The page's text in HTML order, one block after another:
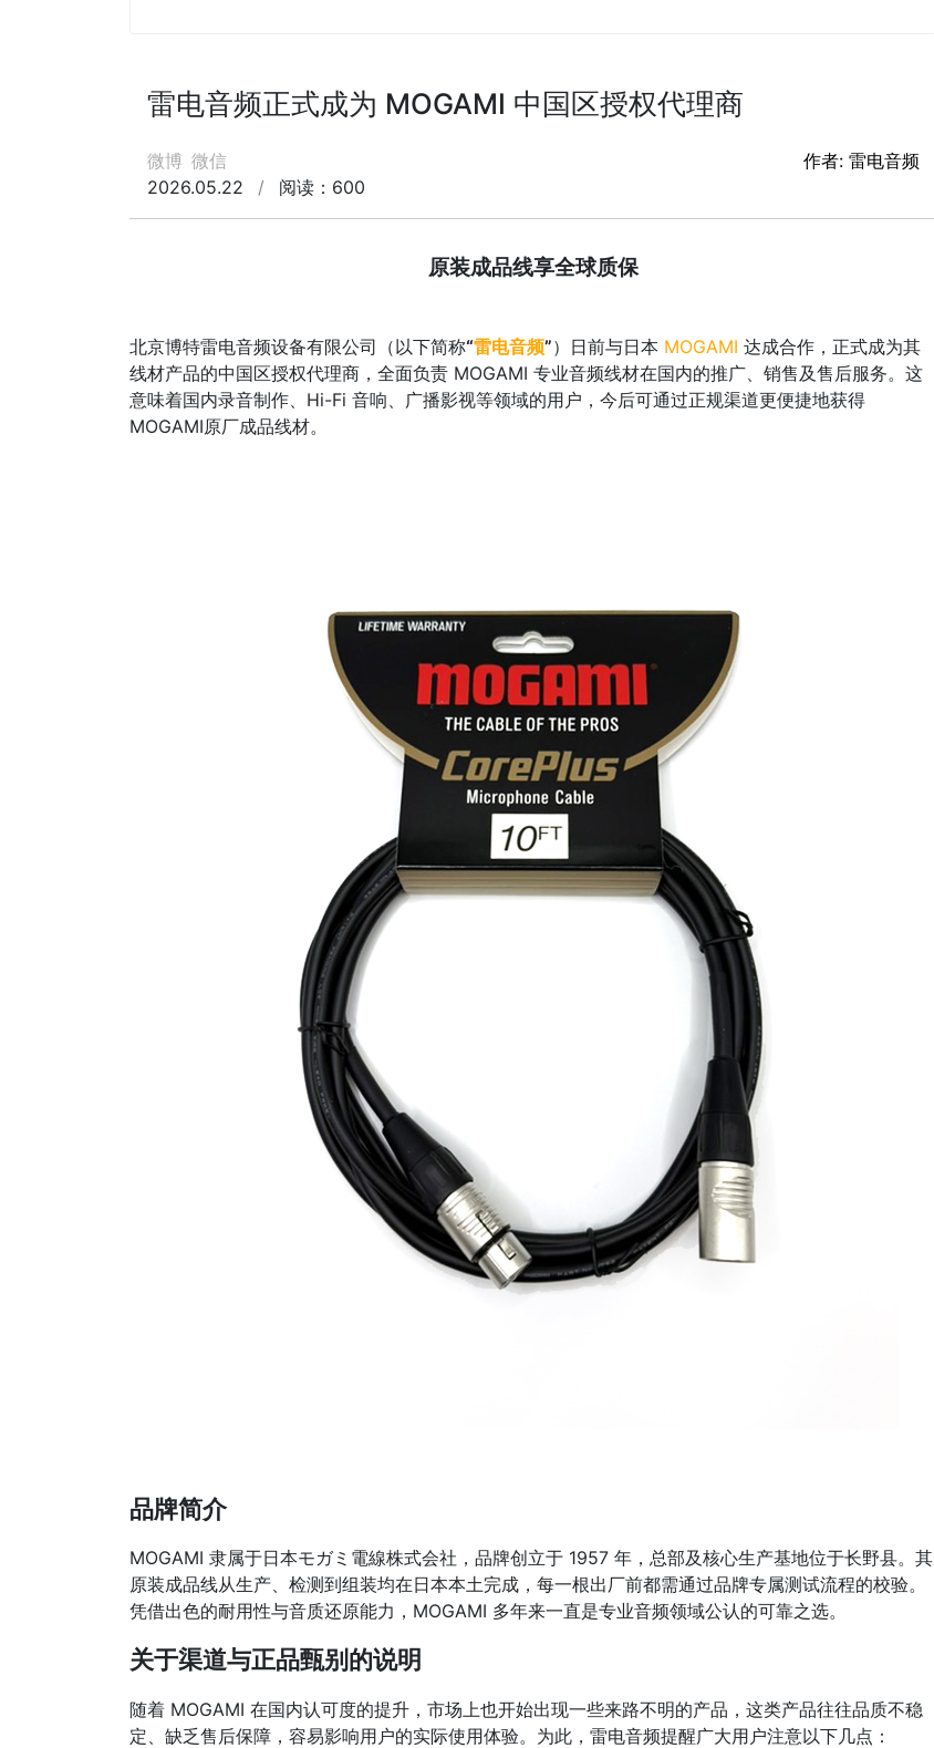
雷电音频正式成为 MOGAMI 中国区授权代理商
微博 微信
2026.05.22
/ 阅读：600
作者: 雷电音频
原装成品线享全球质保
北京博特雷电音频设备有限公司（以下简称“雷电音频”）日前与日本 MOGAMI 达成合作，正式成为其
线材产品的中国区授权代理商，全面负责 MOGAMI 专业音频线材在国内的推广、销售及售后服务。这
意味着国内录音制作、Hi-Fi 音响、广播影视等领域的用户，今后可通过正规渠道更便捷地获得
MOGAMI原厂成品线材。
品牌简介
MOGAMI 隶属于日本モガミ電線株式会社，品牌创立于 1957 年，总部及核心生产基地位于长野县。其
原装成品线从生产、检测到组装均在日本本土完成，每一根出厂前都需通过品牌专属测试流程的校验。
凭借出色的耐用性与音质还原能力，MOGAMI 多年来一直是专业音频领域公认的可靠之选。
关于渠道与正品甄别的说明
随着 MOGAMI 在国内认可度的提升，市场上也开始出现一些来路不明的产品，这类产品往往品质不稳
定、缺乏售后保障，容易影响用户的实际使用体验。为此，雷电音频提醒广大用户注意以下几点：